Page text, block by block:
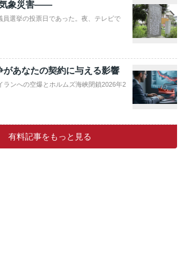
象災害――
員選挙の投票日であった。夜、テレビで
あなたの契約に与える影響
ランへの空爆とホルムズ海峡閉鎖2026年2
有料記事をもっと見る